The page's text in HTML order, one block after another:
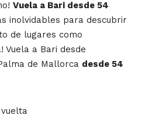
Vuela a Bari desde 54
inolvidables para descubrir
de lugares como
a Bari desde
de Mallorca desde 54